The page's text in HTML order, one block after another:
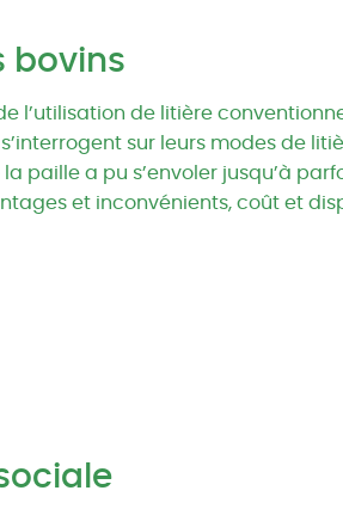
bovins
l’utilisation de litière
sur leurs modes de
paille a pu s’envoler jusqu’à
et inconvénients, coût et